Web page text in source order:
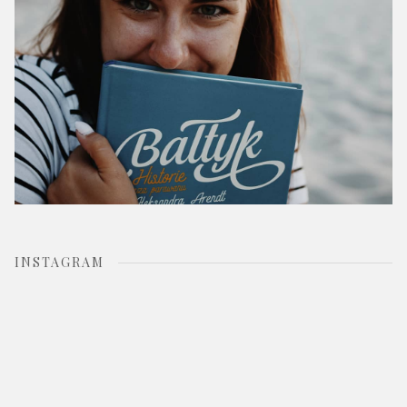
INSTAGRAM